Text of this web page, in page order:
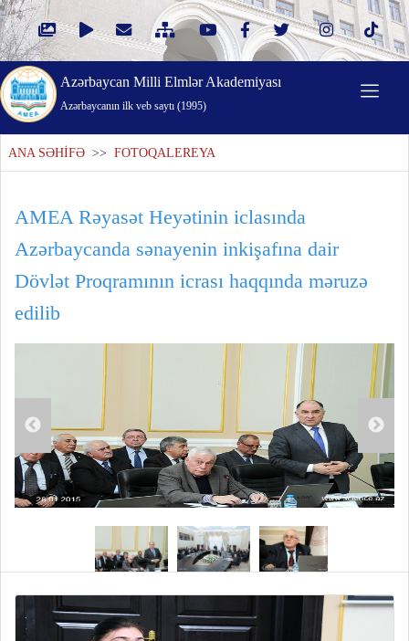
Azərbaycan Milli Elmlər Akademiyası
Azərbaycanın ilk veb saytı (1995)
ANA SƏHİFƏ >> FOTOQALEREYA
AMEA Rəyasət Heyətinin iclasında
Azərbaycanda sənayenin inkişafına dair
Dövlət Proqramının icrası haqqında məruzə
edilib